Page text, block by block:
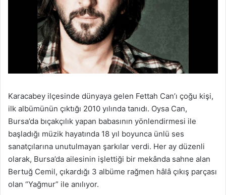
Karacabey ilçesinde dünyaya gelen Fettah Can’ı çoğu kişi,
ilk albümünün çıktığı 2010 yılında tanıdı. Oysa Can,
Bursa’da bıçakçılık yapan babasının yönlendirmesi ile
başladığı müzik hayatında 18 yıl boyunca ünlü ses
sanatçılarına unutulmayan şarkılar verdi. Her ay düzenli
olarak, Bursa’da ailesinin işlettiği bir mekânda sahne alan
Bertuğ Cemil, çıkardığı 3 albüme rağmen hâlâ çıkış parçası
olan “Yağmur” ile anılıyor.